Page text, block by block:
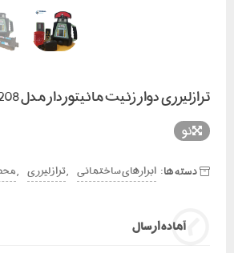
ترازلیزری دوار زنیت مانیتوردار مدل ZRL-208
نو
دسته ها: ابزارهای ساختمانی ,تراز لیزری ,
آماده ارسال